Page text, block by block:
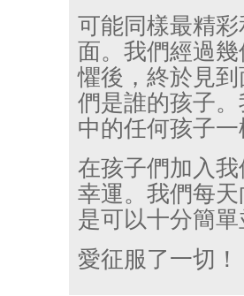
可能同樣最精
面。我們經過
懼後，終於見
們是誰的孩子
中的任何孩子
在孩子們加入
幸運。我們每
是可以十分簡
愛征服了一切！